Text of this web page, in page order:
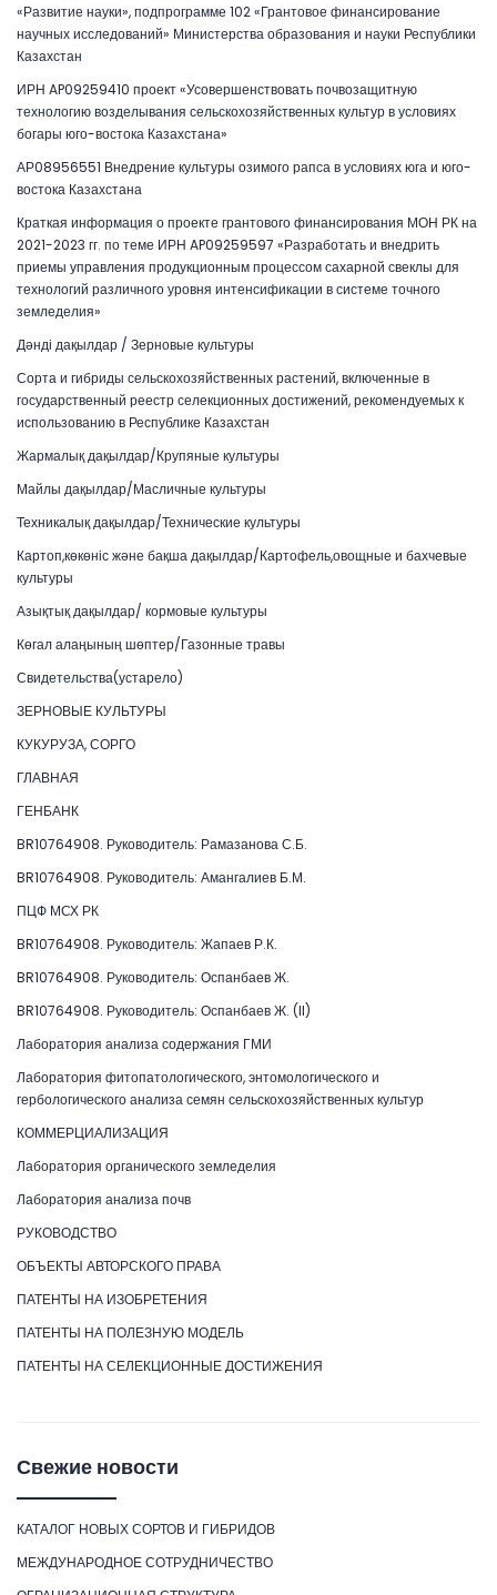
«Развитие науки», подпрограмме 102 «Грантовое финансирование
научных исследований» Министерства образования и науки Республики
Казахстан
ИРН AP09259410 проект «Усовершенствовать почвозащитную
технологию возделывания сельскохозяйственных культур в условиях
богары юго-востока Казахстана»
АР08956551 Внедрение культуры озимого рапса в условиях юга и юго-
востока Казахстана
Краткая информация о проекте грантового финансирования МОН РК на
2021-2023 гг. по теме ИРН AP09259597 «Разработать и внедрить
приемы управления продукционным процессом сахарной свеклы для
технологий различного уровня интенсификации в системе точного
земледелия»
Дәнді дақылдар / Зерновые культуры
Сорта и гибриды сельскохозяйственных растений, включенные в
государственный реестр селекционных достижений, рекомендуемых к
использованию в Республике Казахстан
Жармалық дақылдар/Крупяные культуры
Майлы дақылдар/Масличные культуры
Техникалық дақылдар/Технические культуры
Картоп,көкөніс және бақша дақылдар/Картофель,овощные и бахчевые
культуры
Азықтық дақылдар/ кормовые культуры
Көгал алаңының шөптер/Газонные травы
Свидетельства(устарело)
ЗЕРНОВЫЕ КУЛЬТУРЫ
КУКУРУЗА, СОРГО
ГЛАВНАЯ
ГЕНБАНК
BR10764908. Руководитель: Рамазанова С.Б.
BR10764908. Руководитель: Амангалиев Б.М.
ПЦФ МСХ РК
BR10764908. Руководитель: Жапаев Р.К.
BR10764908. Руководитель: Оспанбаев Ж.
BR10764908. Руководитель: Оспанбаев Ж. (II)
Лаборатория анализа содержания ГМИ
Лаборатория фитопатологического, энтомологического и
гербологического анализа семян сельскохозяйственных культур
КОММЕРЦИАЛИЗАЦИЯ
Лаборатория органического земледелия
Лаборатория анализа почв
РУКОВОДСТВО
ОБЪЕКТЫ АВТОРСКОГО ПРАВА
ПАТЕНТЫ НА ИЗОБРЕТЕНИЯ
ПАТЕНТЫ НА ПОЛЕЗНУЮ МОДЕЛЬ
ПАТЕНТЫ НА СЕЛЕКЦИОННЫЕ ДОСТИЖЕНИЯ
Свежие новости
КАТАЛОГ НОВЫХ СОРТОВ И ГИБРИДОВ
МЕЖДУНАРОДНОЕ СОТРУДНИЧЕСТВО